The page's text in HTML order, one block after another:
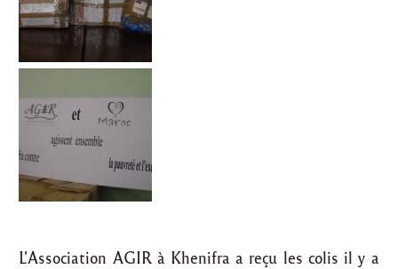
L’Association AGIR à Khenifra a reçu les colis il y a